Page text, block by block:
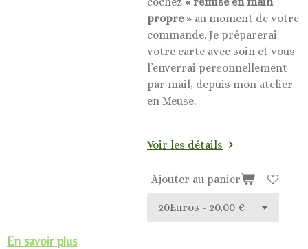
propre » au moment de votre
commande. Je préparerai
votre carte avec soin et vous
l’enverrai personnellement
par mail, depuis mon atelier
en Meuse.
Voir les détails
Ajouter au panier
En savoir plus